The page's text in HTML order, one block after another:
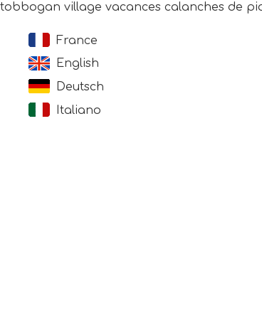
tobbogan village vacances calanches de
France
English
Deutsch
Italiano